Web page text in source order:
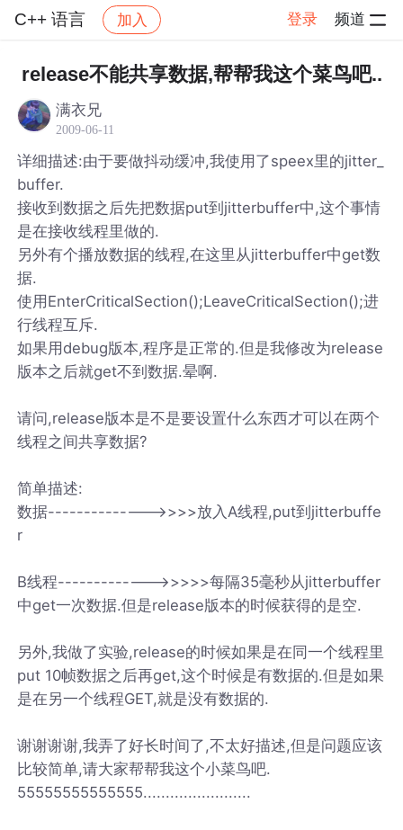
C++ 语言 加入 登录 频道
社区 C++ 语言 帖子详情
release不能共享数据,帮帮我这个菜鸟吧..
满衣兄
2009-06-11
详细描述:由于要做抖动缓冲,我使用了speex里的jitter_
buffer.
接收到数据之后先把数据put到jitterbuffer中,这个事情
是在接收线程里做的.
另外有个播放数据的线程,在这里从jitterbuffer中get数
据.
使用EnterCriticalSection();LeaveCriticalSection();进
行线程互斥.
如果用debug版本,程序是正常的.但是我修改为release
版本之后就get不到数据.晕啊.
请问,release版本是不是要设置什么东西才可以在两个
线程之间共享数据?
简单描述:
数据-------------->>>>放入A线程,put到jitterbuffe
r
B线程------------->>>>>每隔35毫秒从jitterbuffer
中get一次数据.但是release版本的时候获得的是空.
另外,我做了实验,release的时候如果是在同一个线程里
put 10帧数据之后再get,这个时候是有数据的.但是如果
是在另一个线程GET,就是没有数据的.
谢谢谢谢,我弄了好长时间了,不太好描述,但是问题应该
比较简单,请大家帮帮我这个小菜鸟吧.
55555555555555........................